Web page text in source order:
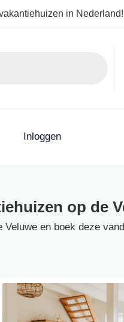
in Nederland!
Inloggen
op de
en boek deze